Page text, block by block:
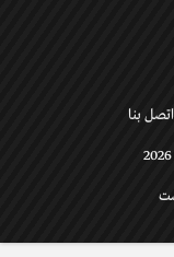
اتصل بنا